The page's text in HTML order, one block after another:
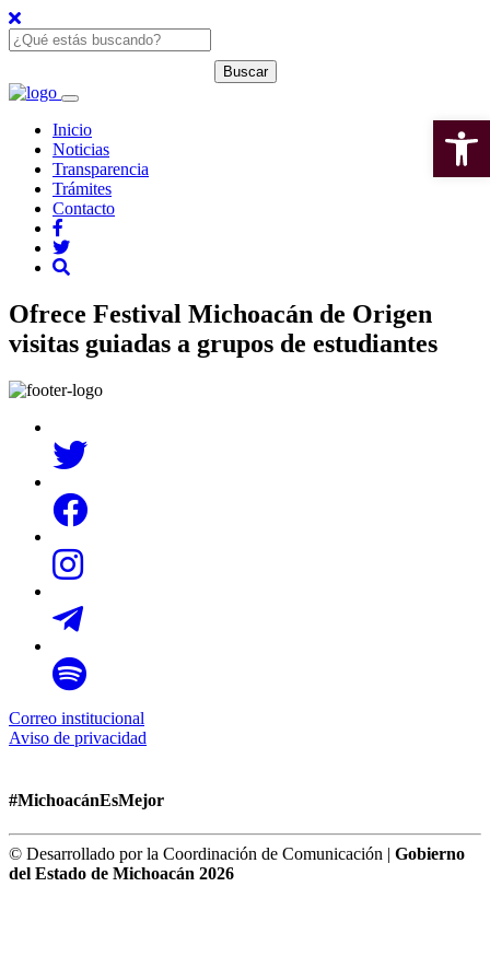
Inicio
Noticias
Transparencia
Trámites
Contacto
Ofrece Festival Michoacán de Origen
visitas guiadas a grupos de estudiantes
Correo institucional
Aviso de privacidad
#MichoacánEsMejor
© Desarrollado por la Coordinación de Comunicación | Gobierno
del Estado de Michoacán 2026